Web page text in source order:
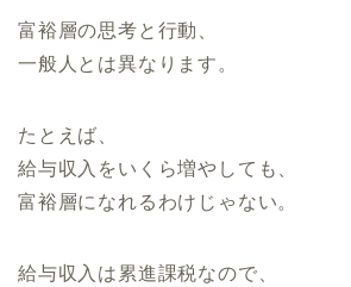
富裕層の思考と行動、
一般人とは異なります。
たとえば、
給与収入をいくら増やしても、
富裕層になれるわけじゃない。
給与収入は累進課税なので、